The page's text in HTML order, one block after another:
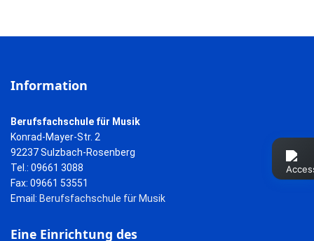
Information
Berufsfachschule für Musik
Konrad-Mayer-Str. 2
92237 Sulzbach-Rosenberg
Tel.: 09661 3088
Fax: 09661 53551
Email: Berufsfachschule für Musik
Eine Einrichtung des